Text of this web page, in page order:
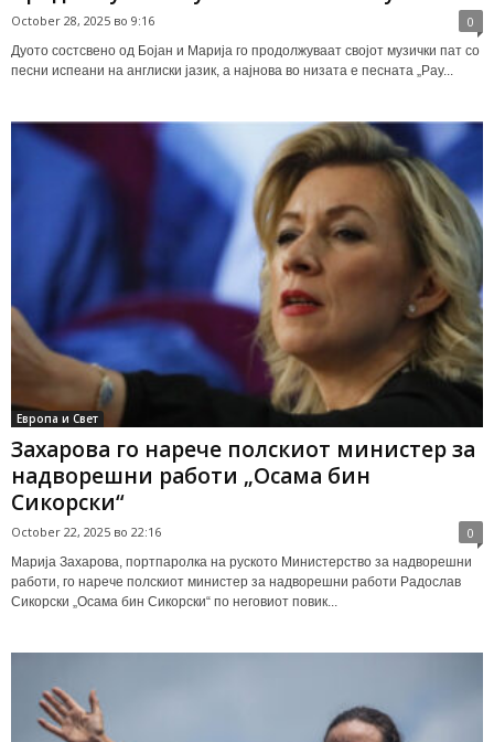
October 28, 2025 во 9:16 0
Дуото состсвено од Бојан и Марија го продолжуваат својот музички пат со
песни испеани на англиски јазик, а најнова во низата е песната „Pay...
Европа и Свет
Захарова го нарече полскиот министер за
надворешни работи „Осама бин
Сикорски“
October 22, 2025 во 22:16 0
Марија Захарова, портпаролка на руското Министерство за надворешни
работи, го нарече полскиот министер за надворешни работи Радослав
Сикорски „Осама бин Сикорски“ по неговиот повик...